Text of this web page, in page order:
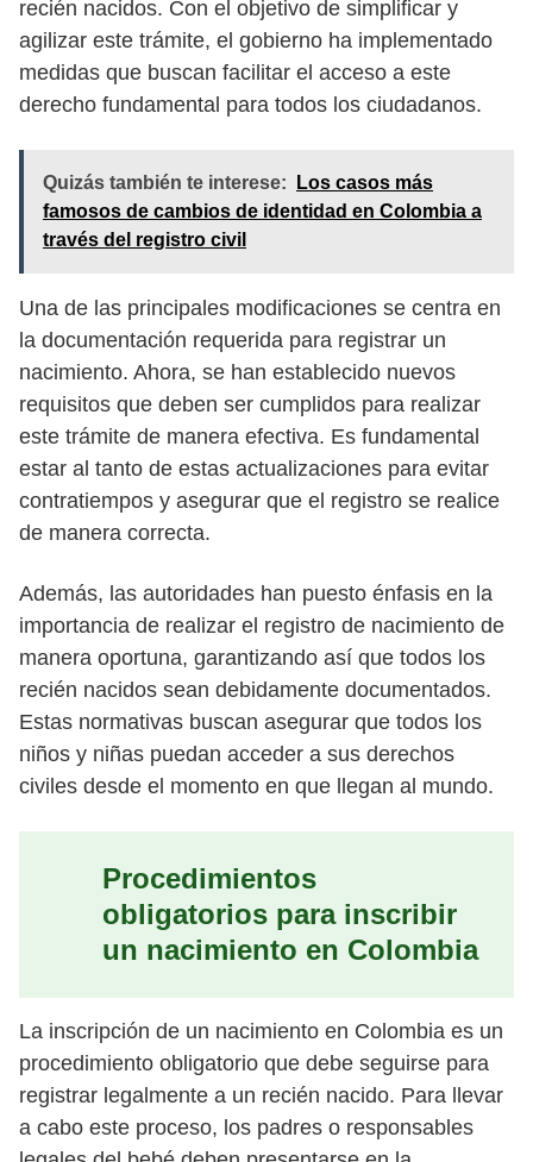
recién nacidos. Con el objetivo de simplificar y
agilizar este trámite, el gobierno ha implementado
medidas que buscan facilitar el acceso a este
derecho fundamental para todos los ciudadanos.
Quizás también te interese:
Los casos más
famosos de cambios de identidad en Colombia a
través del registro civil
Una de las principales modificaciones se centra en
la documentación requerida para registrar un
nacimiento. Ahora, se han establecido nuevos
requisitos que deben ser cumplidos para realizar
este trámite de manera efectiva. Es fundamental
estar al tanto de estas actualizaciones para evitar
contratiempos y asegurar que el registro se realice
de manera correcta.
Además, las autoridades han puesto énfasis en la
importancia de realizar el registro de nacimiento de
manera oportuna, garantizando así que todos los
recién nacidos sean debidamente documentados.
Estas normativas buscan asegurar que todos los
niños y niñas puedan acceder a sus derechos
civiles desde el momento en que llegan al mundo.
Procedimientos
obligatorios para inscribir
un nacimiento en Colombia
La inscripción de un nacimiento en Colombia es un
procedimiento obligatorio que debe seguirse para
registrar legalmente a un recién nacido. Para llevar
a cabo este proceso, los padres o responsables